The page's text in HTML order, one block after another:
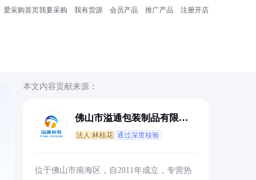
爱采购首页我要采购 我有货源 会员产品 推广产品 注册开店
本文内容贡献来源：
佛山市溢通包装制品有限公
法人:林桂花 通过深度核验
位于佛山市南海区，自2011年成立，专营热